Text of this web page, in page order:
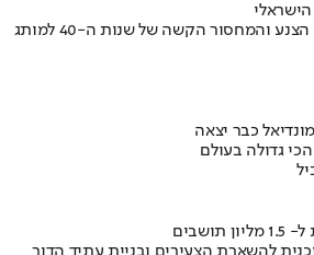
איך אסם הפכה את תקופת הצנע והמחסור הקשה של שנות ה-40 למותג
כבר יצאה
גדולה בעולם